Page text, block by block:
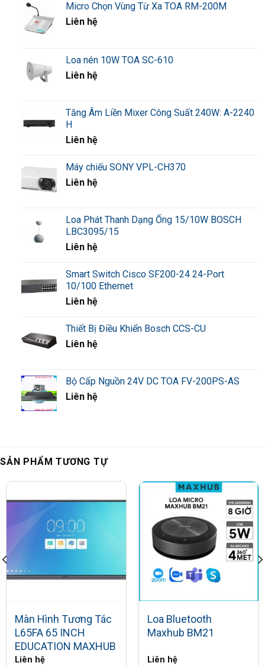
Micro Chọn Vùng Từ Xa TOA RM-200M
Liên hệ
Loa nén 10W TOA SC-610
Liên hệ
Tăng Âm Liền Mixer Công Suất 240W: A-2240
H
Liên hệ
Máy chiếu SONY VPL-CH370
Liên hệ
Loa Phát Thanh Dạng Ống 15/10W BOSCH
LBC3095/15
Liên hệ
Smart Switch Cisco SF200-24 24-Port
10/100 Ethernet
Liên hệ
Thiết Bị Điều Khiển Bosch CCS-CU
Liên hệ
Bộ Cấp Nguồn 24V DC TOA FV-200PS-AS
Liên hệ
SẢN PHẨM TƯƠNG TỰ
Màn Hình Tương Tác
L65FA 65 INCH
EDUCATION MAXHUB
Liên hệ
Loa Bluetooth
Maxhub BM21
Liên hệ